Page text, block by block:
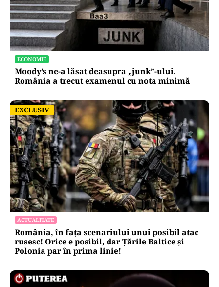
ECONOMIE
Moody’s ne-a lăsat deasupra „junk”-ului.
România a trecut examenul cu nota minimă
EXCLUSIV
EXCLUSIV
ACTUALITATE
România, în fața scenariului unui posibil atac
rusesc! Orice e posibil, dar Țările Baltice și
Polonia par în prima linie!